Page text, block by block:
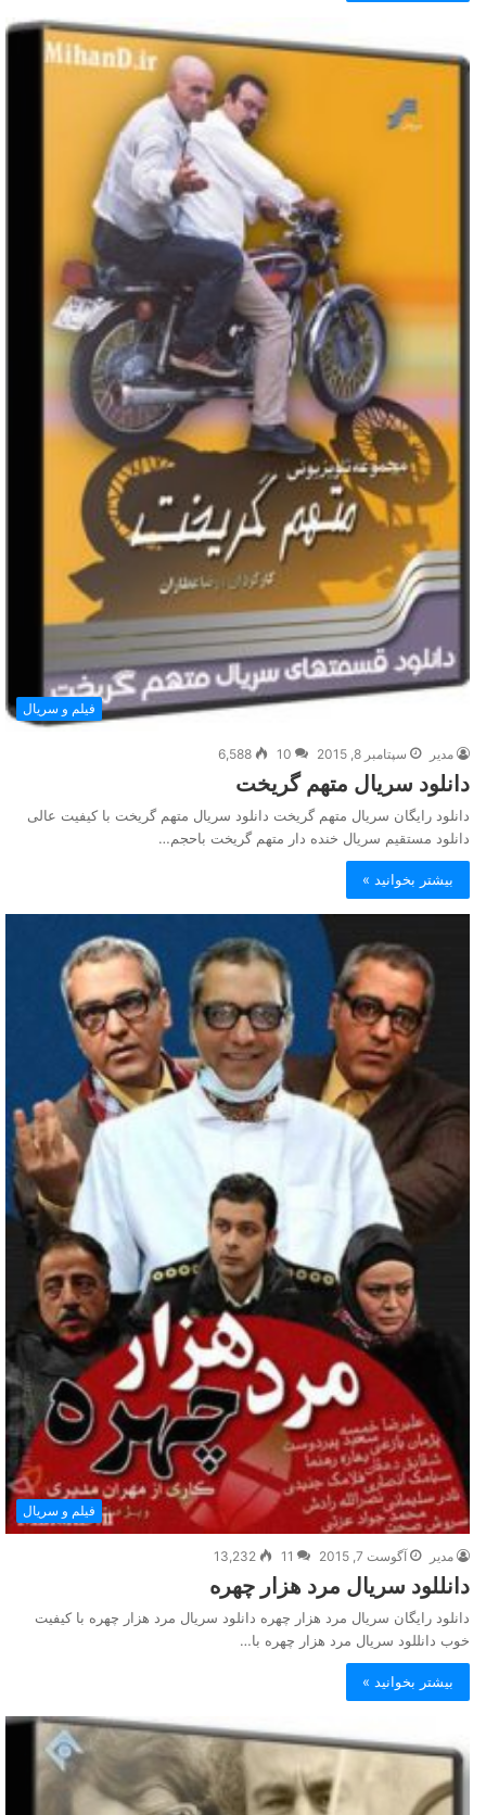
فیلم و سریال
مدیر سپتامبر 8, 2015 10
6,588
دانلود سریال متهم گریخت
دانلود رایگان سریال متهم گریخت دانلود سریال متهم گریخت با کیفیت عالی
دانلود مستقیم سریال خنده دار متهم گریخت باحجم…
بیشتر بخوانید »
فیلم و سریال
مدیر آگوست 7, 2015 11
13,232
دانللود سریال مرد هزار چهره
دانلود رایگان سریال مرد هزار چهره دانلود سریال مرد هزار چهره با کیفیت
خوب دانللود سریال مرد هزار چهره با…
بیشتر بخوانید »